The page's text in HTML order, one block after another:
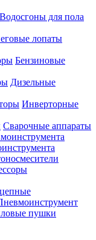
Водосгоны для пола
лопаты
Бензиновые
Дизельные
Инверторные
Сварочные аппараты
пушки